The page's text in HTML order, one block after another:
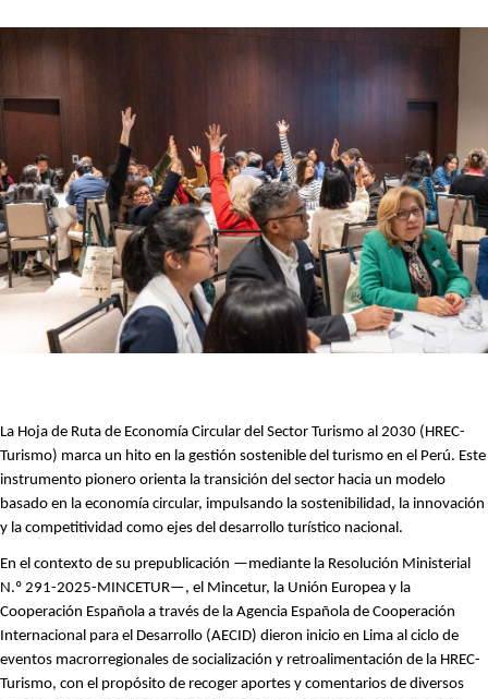
La Hoja de Ruta de Economía Circular del Sector Turismo al 2030 (HREC-
Turismo) marca un hito en la gestión sostenible del turismo en el Perú. Este
instrumento pionero orienta la transición del sector hacia un modelo
basado en la economía circular, impulsando la sostenibilidad, la innovación
y la competitividad como ejes del desarrollo turístico nacional.
En el contexto de su prepublicación —mediante la Resolución Ministerial
N.º 291-2025-MINCETUR—, el Mincetur, la Unión Europea y la
Cooperación Española a través de la Agencia Española de Cooperación
Internacional para el Desarrollo (AECID) dieron inicio en Lima al ciclo de
eventos macrorregionales de socialización y retroalimentación de la HREC-
Turismo, con el propósito de recoger aportes y comentarios de diversos